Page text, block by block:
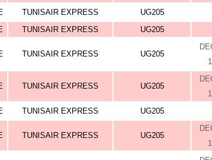
TUNISAIR EXPRESS
UG205
TUNISAIR EXPRESS UG205
TUNISAIR EXPRESS UG205
TUNISAIR EXPRESS UG205
TUNISAIR EXPRESS UG205
TUNISAIR EXPRESS UG205